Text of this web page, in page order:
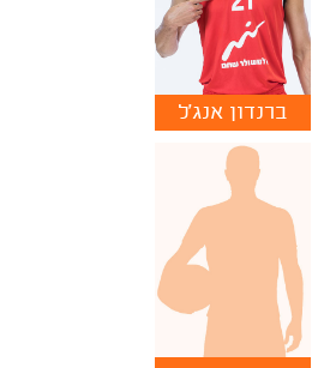
ברנדון אנג'ל